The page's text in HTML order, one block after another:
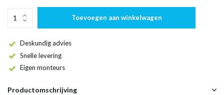
Toevoegen aan winkelwagen
Deskundig advies
Snelle levering
Eigen monteurs
Productomschrijving